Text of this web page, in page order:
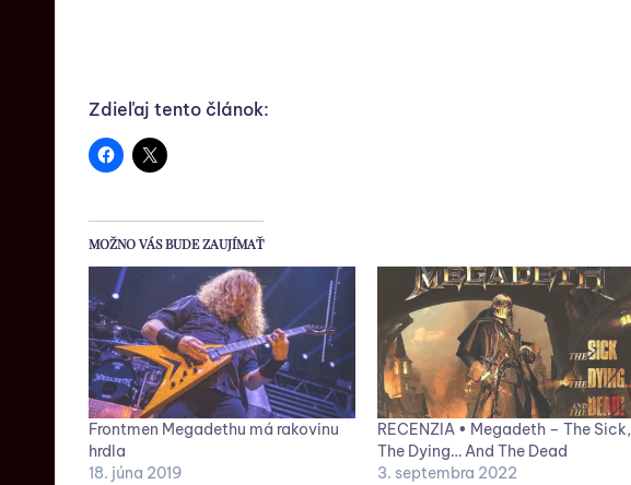
Zdieľaj tento článok:
MOŽNO VÁS BUDE ZAUJÍMAŤ
Frontmen Megadethu má rakovinu
hrdla
18. júna 2019
RECENZIA • Megadeth – The Sick,
The Dying… And The Dead
3. septembra 2022